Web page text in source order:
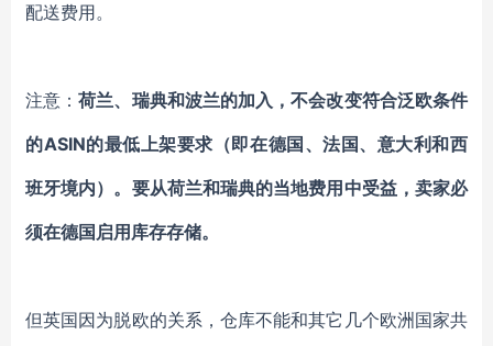
配送费用。
注意：荷兰、瑞典和波兰的加入 ，不会改变符合泛欧条件
的ASIN的最低上架要求（即在德国、法国、意大利和西
班牙境内）。要从荷兰和瑞典的当地费用中受益， 卖家必
须在德国启用库存存储。
但英国因为脱欧的关系，仓库不能和其它几个欧洲国家共